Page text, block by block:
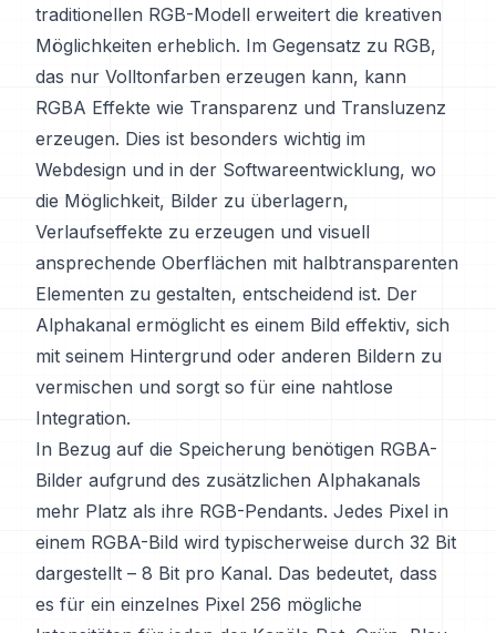
traditionellen RGB-Modell erweitert die kreativen
Möglichkeiten erheblich. Im Gegensatz zu RGB,
das nur Volltonfarben erzeugen kann, kann
RGBA Effekte wie Transparenz und Transluzenz
erzeugen. Dies ist besonders wichtig im
Webdesign und in der Softwareentwicklung, wo
die Möglichkeit, Bilder zu überlagern,
Verlaufseffekte zu erzeugen und visuell
ansprechende Oberflächen mit halbtransparenten
Elementen zu gestalten, entscheidend ist. Der
Alphakanal ermöglicht es einem Bild effektiv, sich
mit seinem Hintergrund oder anderen Bildern zu
vermischen und sorgt so für eine nahtlose
Integration.
In Bezug auf die Speicherung benötigen RGBA-
Bilder aufgrund des zusätzlichen Alphakanals
mehr Platz als ihre RGB-Pendants. Jedes Pixel in
einem RGBA-Bild wird typischerweise durch 32 Bit
dargestellt – 8 Bit pro Kanal. Das bedeutet, dass
es für ein einzelnes Pixel 256 mögliche